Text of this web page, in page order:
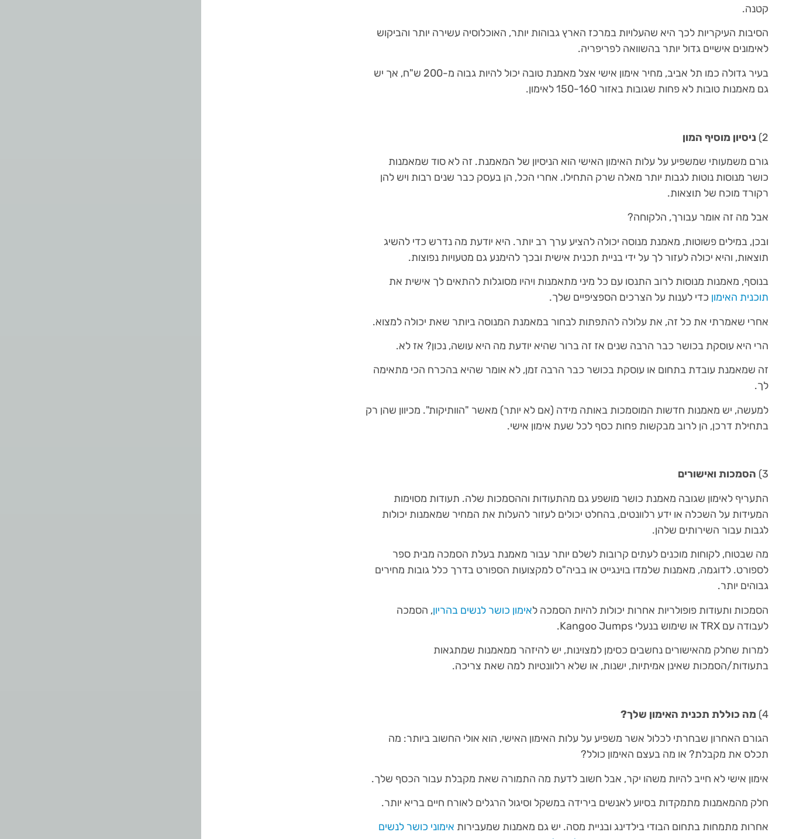
קטנה.
הסיבות העיקריות לכך היא שהעלויות במרכז הארץ גבוהות יותר, האוכלוסיה עשירה יותר והביקוש
לאימונים אישיים גדול יותר בהשוואה לפריפריה.
בעיר גדולה כמו תל אביב, מחיר אימון אישי אצל מאמנת טובה יכול להיות גבוה מ-200 ש"ח, אך יש
גם מאמנות טובות לא פחות שגובות באזור 150-160 לאימון.
2) ניסיון מוסיף המון
גורם משמעותי שמשפיע על עלות האימון האישי הוא הניסיון של המאמנת. זה לא סוד שמאמנות
כושר מנוסות נוטות לגבות יותר מאלה שרק התחילו. אחרי הכל, הן בעסק כבר שנים רבות ויש להן
רקורד מוכח של תוצאות.
אבל מה זה אומר עבורך, הלקוחה?
ובכן, במילים פשוטות, מאמנת מנוסה יכולה להציע ערך רב יותר. היא יודעת מה נדרש כדי להשיג
תוצאות, והיא יכולה לעזור לך על ידי בניית תכנית אישית ובכך להימנע גם מטעויות נפוצות.
בנוסף, מאמנות מנוסות לרוב התנסו עם כל מיני מתאמנות ויהיו מסוגלות להתאים לך אישית את
תוכנית האימון כדי לענות על הצרכים הספציפיים שלך.
אחרי שאמרתי את כל זה, את עלולה להתפתות לבחור במאמנת המנוסה ביותר שאת יכולה למצוא.
הרי היא עוסקת בכושר כבר הרבה שנים אז זה ברור שהיא יודעת מה היא עושה, נכון? אז לא.
זה שמאמנת עובדת בתחום או עוסקת בכושר כבר הרבה זמן, לא אומר שהיא בהכרח הכי מתאימה
לך.
למעשה, יש מאמנות חדשות המוסמכות באותה מידה (אם לא יותר) מאשר "הוותיקות". מכיוון שהן רק
בתחילת דרכן, הן לרוב מבקשות פחות כסף לכל שעת אימון אישי.
3) הסמכות ואישורים
התעריף לאימון שגובה מאמנת כושר מושפע גם מהתעודות וההסמכות שלה. תעודות מסוימות
המעידות על השכלה או ידע רלוונטים, בהחלט יכולים לעזור להעלות את המחיר שמאמנות יכולות
לגבות עבור השירותים שלהן.
מה שבטוח, לקוחות מוכנים לעתים קרובות לשלם יותר עבור מאמנת בעלת הסמכה מבית ספר
לספורט. לדוגמה, מאמנות שלמדו בוינגייט או בביה"ס למקצועות הספורט בדרך כלל גובות מחירים
גבוהים יותר.
הסמכות ותעודות פופולריות אחרות יכולות להיות הסמכה לאימון כושר לנשים בהריון, הסמכה
לעבודה עם TRX או שימוש בנעלי Kangoo Jumps.
למרות שחלק מהאישורים נחשבים כסימן למצוינות, יש להיזהר ממאמנות שמתגאות
בתעודות/הסמכות שאינן אמיתיות, ישנות, או שלא רלוונטיות למה שאת צריכה.
4) מה כוללת תכנית האימון שלך?
הגורם האחרון שבחרתי לכלול אשר משפיע על עלות האימון האישי, הוא אולי החשוב ביותר: מה
תכלס את מקבלת? או מה בעצם האימון כולל?
אימון אישי לא חייב להיות משהו יקר, אבל חשוב לדעת מה התמורה שאת מקבלת עבור הכסף שלך.
חלק מהמאמנות מתמקדות בסיוע לאנשים בירידה במשקל וסיגול הרגלים לאורח חיים בריא יותר.
אחרות מתמחות בתחום הבודי בילדינג ובניית מסה. יש גם מאמנות שמעבירות אימוני כושר לנשים